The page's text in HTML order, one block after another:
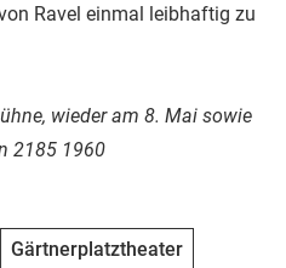
Ravel einmal leibhaftig zu
wieder am 8. Mai sowie
2185 1960
Gärtnerplatztheater